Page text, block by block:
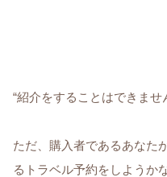
“紹介をすることはできませ
ただ、購入者であるあなた
るトラベル予約をしようか